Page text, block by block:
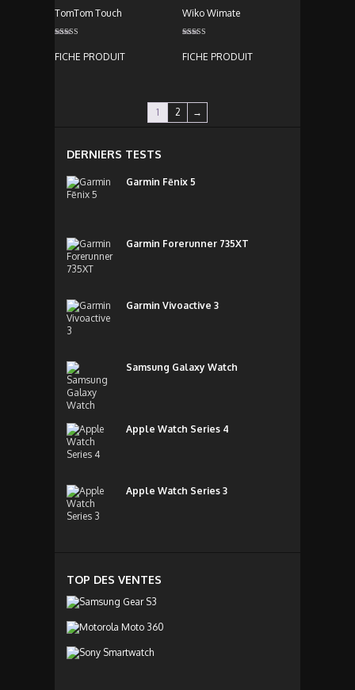
TomTom Touch
sur 5
FICHE PRODUIT
Wiko Wimate
sur 5
FICHE PRODUIT
1 2 →
DERNIERS TESTS
Garmin Fēnix 5
Garmin Forerunner 735XT
Garmin Vivoactive 3
Samsung Galaxy Watch
Apple Watch Series 4
Apple Watch Series 3
TOP DES VENTES